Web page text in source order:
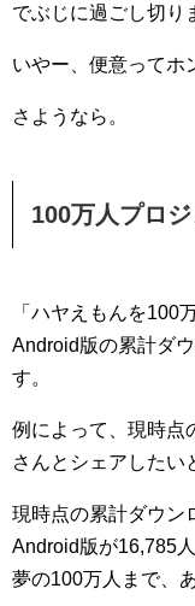
でぶじに過ごし切り
いやー、便意ってホ
さようなら。
100万人プロ
「ハヤえもんを100
Android版の累計ダ
す。
例によって、現時点
さんとシェアしたい
現時点の累計ダウ
Android版が16,785
夢の100万人まで、